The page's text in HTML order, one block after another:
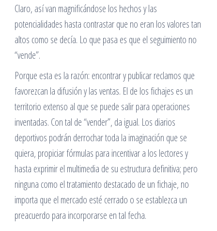
Claro, así van magnificándose los hechos y las
potencialidades hasta contrastar que no eran los valores tan
altos como se decía. Lo que pasa es que el seguimiento no
“vende”.
Porque esta es la razón: encontrar y publicar reclamos que
favorezcan la difusión y las ventas. El de los fichajes es un
territorio extenso al que se puede salir para operaciones
inventadas. Con tal de “vender”, da igual. Los diarios
deportivos podrán derrochar toda la imaginación que se
quiera, propiciar fórmulas para incentivar a los lectores y
hasta exprimir el multimedia de su estructura definitiva; pero
ninguna como el tratamiento destacado de un fichaje, no
importa que el mercado esté cerrado o se establezca un
preacuerdo para incorporarse en tal fecha.